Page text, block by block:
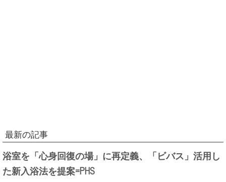
最新の記事
浴室を「心身回復の場」に再定義、「ビバス」活用し
た新入浴法を提案=PHS